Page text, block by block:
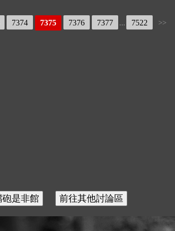
7374 7375 7376 7377 ... 7522 >>